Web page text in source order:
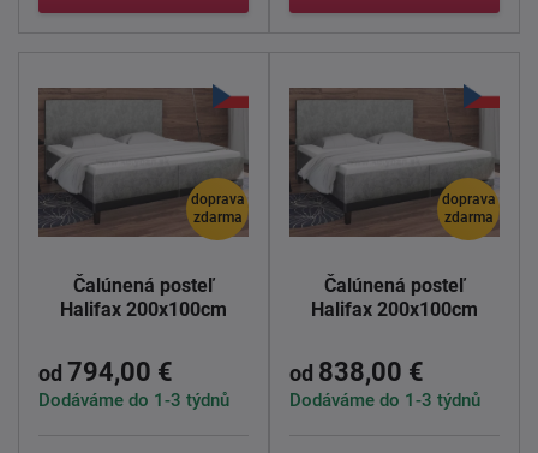
doprava
zdarma
Čalúnená posteľ
Halifax 200x100cm
od 794,00 €
Dodáváme do 1-3 týdnů
doprava
zdarma
Čalúnená posteľ
Halifax 200x100cm
od 838,00 €
Dodáváme do 1-3 týdnů